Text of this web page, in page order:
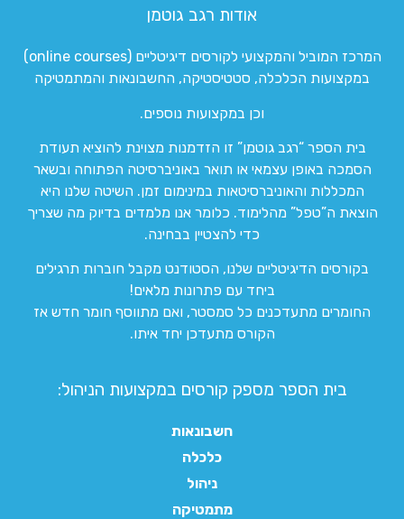
אודות רגב גוטמן
המרכז המוביל והמקצועי לקורסים דיגיטליים (online courses)
במקצועות הכלכלה, סטטיסטיקה, החשבונאות והמתמטיקה
וכן במקצועות נוספים.
בית הספר “רגב גוטמן” זו הזדמנות מצוינת להוציא תעודת
הסמכה באופן עצמאי או תואר באוניברסיטה הפתוחה ובשאר
המכללות והאוניברסיטאות במינימום זמן. השיטה שלנו היא
הוצאת ה”טפל” מהלימוד. כלומר אנו מלמדים בדיוק מה שצריך
כדי להצטיין בבחינה.
בקורסים הדיגיטליים שלנו, הסטודנט מקבל חוברות תרגילים
ביחד עם פתרונות מלאים!
החומרים מתעדכנים כל סמסטר, ואם מתווסף חומר חדש אז
הקורס מתעדכן יחד איתו.
בית הספר מספק קורסים במקצועות הניהול:
חשבונאות
כלכלה
ניהול
מתמטיקה